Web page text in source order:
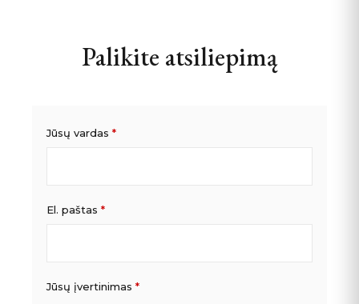
Palikite atsiliepimą
Jūsų vardas *
El. paštas *
Jūsų įvertinimas *